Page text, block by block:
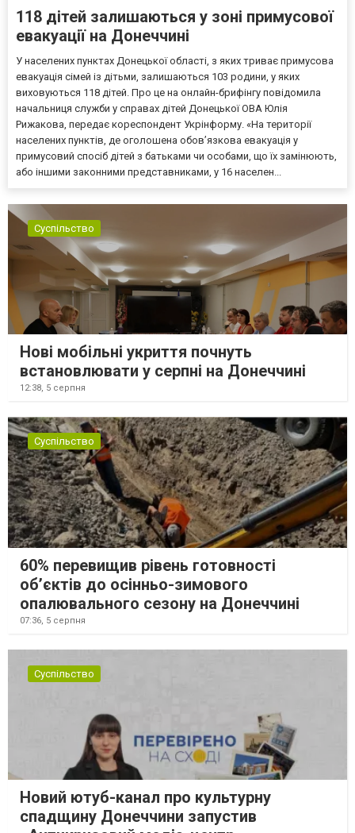
118 дітей залишаються у зоні примусової
евакуації на Донеччині
У населених пунктах Донецької області, з яких триває примусова
евакуація сімей із дітьми, залишаються 103 родини, у яких
виховуються 118 дітей. Про це на онлайн-брифінгу повідомила
начальниця служби у справах дітей Донецької ОВА Юлія
Рижакова, передає кореспондент Укрінформу. «На території
населених пунктів, де оголошена обов’язкова евакуація у
примусовий спосіб дітей з батьками чи особами, що їх замінюють,
або іншими законними представниками, у 16 населен...
Суспільство
Нові мобільні укриття почнуть
встановлювати у серпні на Донеччині
12:38, 5 серпня
Суспільство
60% перевищив рівень готовності
об’єктів до осінньо-зимового
опалювального сезону на Донеччині
07:36, 5 серпня
Суспільство
Новий ютуб-канал про культурну
спадщину Донеччини запустив